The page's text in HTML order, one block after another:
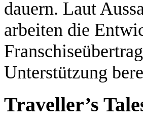
dauern. Laut
arbeiten die
Unterstützung
Traveller’s